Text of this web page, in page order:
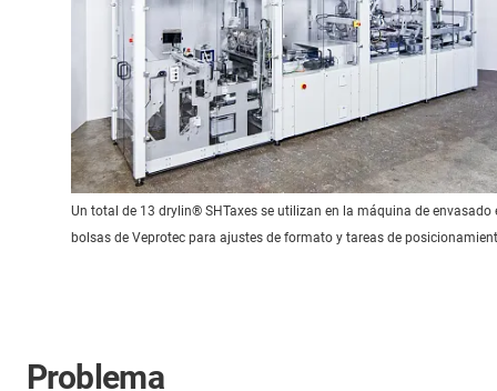
Un total de 13 drylin® SHTaxes se utilizan en la máquina de envasado
bolsas de Veprotec para ajustes de formato y tareas de
Problema